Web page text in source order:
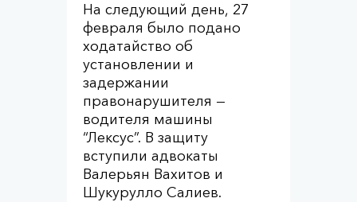
На следующий день, 27
февраля было подано
ходатайство об
установлении и
задержании
правонарушителя —
водителя машины
“Лексус”. В защиту
вступили адвокаты
Валерьян Вахитов и
Шукурулло Салиев.